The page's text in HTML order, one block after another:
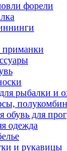
форели
рыбалки и
обувь для
одежда
и рукавицы